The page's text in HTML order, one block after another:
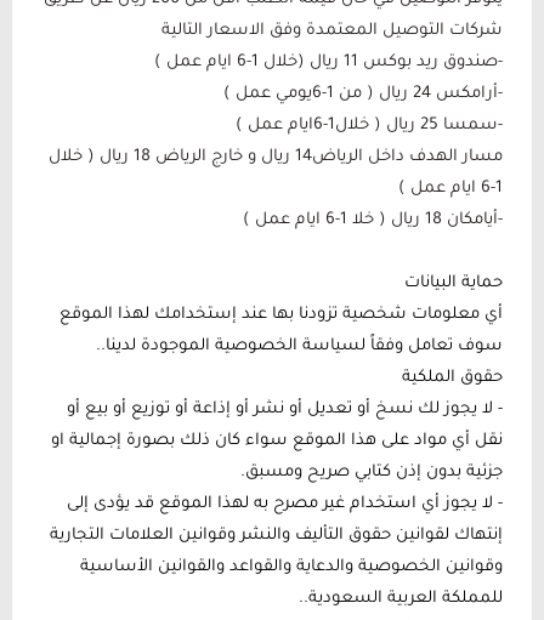
شركات التوصيل المعتمدة وفق الاسعار التالية
-صندوق ريد بوكس 11 ريال (خلال 1-6 ايام عمل )
-أرامكس 24 ريال ( من 1-6يومي عمل )
-سمسا 25 ريال ( خلال1-6ايام عمل )
مسار الهدف داخل الرياض14 ريال و خارج الرياض 18 ريال ( خلال
1-6 ايام عمل )
-أيامكان 18 ريال ( خلا 1-6 ايام عمل )
حماية البيانات
أي معلومات شخصية تزودنا بها عند إستخدامك لهذا الموقع
سوف تعامل وفقاً لسياسة الخصوصية الموجودة لدينا..
حقوق الملكية
- لا يجوز لك نسخ أو تعديل أو نشر أو إذاعة أو توزيع أو بيع أو
نقل أي مواد على هذا الموقع سواء كان ذلك بصورة إجمالية او
جزئية بدون إذن كتابي صريح ومسبق.
- لا يجوز أي استخدام غير مصرح به لهذا الموقع قد يؤدى إلى
إنتهاك لقوانين حقوق التأليف والنشر وقوانين العلامات التجارية
وقوانين الخصوصية والدعاية والقواعد والقوانين الأساسية
للمملكة العربية السعودية..